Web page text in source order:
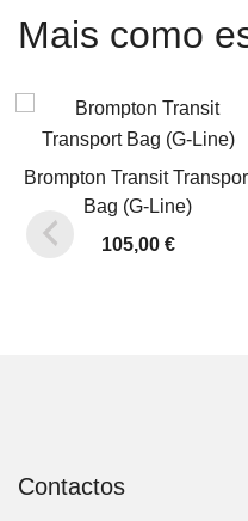
Mais como
Brompton Transit
Bag (G-Line)
105,00 €
Contactos